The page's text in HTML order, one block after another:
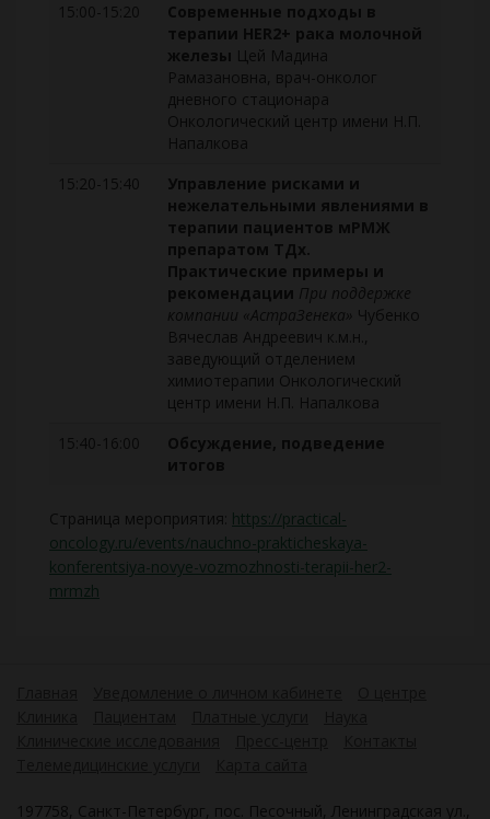
15:00-15:20
Современные подходы в
терапии HER2+ рака молочной
железы Цей Мадина
Рамазановна, врач-онколог
дневного стационара
Онкологический центр имени Н.П.
Напалкова
15:20-15:40
Управление рисками и
нежелательными явлениями в
терапии пациентов мРМЖ
препаратом ТДх.
Практические примеры и
рекомендации При поддержке
компании «АстраЗенека» Чубенко
Вячеслав Андреевич к.м.н.,
заведующий отделением
химиотерапии Онкологический
центр имени Н.П. Напалкова
15:40-16:00
Обсуждение, подведение
итогов
Страница мероприятия: https://practical-
oncology.ru/events/nauchno-prakticheskaya-
konferentsiya-novye-vozmozhnosti-terapii-her2-
mrmzh
197758, Санкт-Петербург, пос. Песочный, Ленинградская ул.,